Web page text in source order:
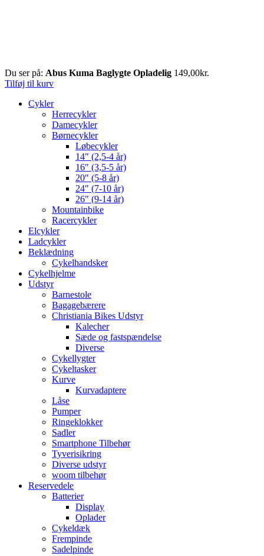
Du ser på: Abus Kuma Baglygte Opladelig 149,00kr.
Tilføj til kurv
Cykler
Herrecykler
Damecykler
Børnecykler
Løbecykler
14″ (2,5-4 år)
16″ (3,5-5 år)
20″ (5-8 år)
24″ (7-10 år)
26″ (9-14 år)
Mountainbike
Racercykler
Elcykler
Ladcykler
Beklædning
Cykelhandsker
Cykelhjelme
Udstyr
Barnestole
Bagagebærere
Christiania Bikes Udstyr
Kalecher
Sæde og fastspændelse
Diverse
Cykellygter
Cykeltasker
Kurve
Kurvadaptere
Låse
Pumper
Ringeklokker
Sadler
Smartphone Tilbehør
Tyverisikring
Diverse udstyr
woom tilbehør
Reservedele
Batterier
Display
Oplader
Cykeldæk
Frempinde
Sadelpinde